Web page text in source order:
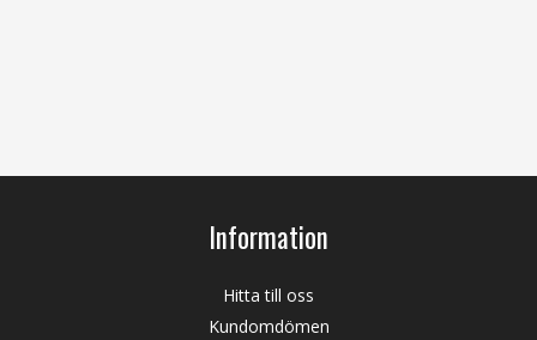
Information
Hitta till oss
Kundomdömen